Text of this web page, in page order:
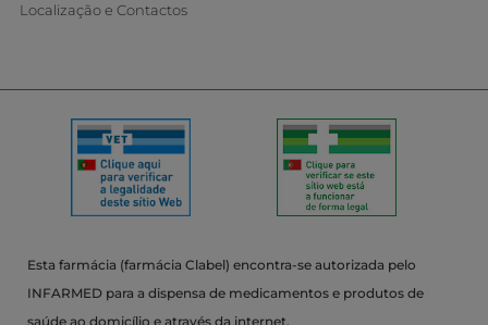
Localização e Contactos
Esta farmácia (farmácia Clabel) encontra-se autorizada pelo
INFARMED para a dispensa de medicamentos e produtos de
saúde ao domicílio e através da internet.